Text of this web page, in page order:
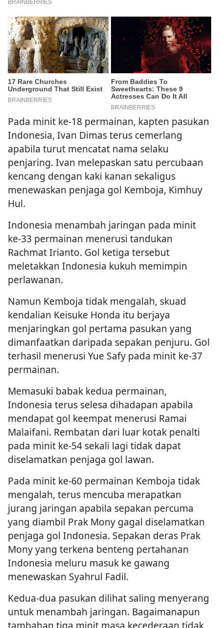
Pada minit ke-18 permainan, kapten pasukan
Indonesia, Ivan Dimas terus cemerlang
apabila turut mencatat nama selaku
penjaring. Ivan melepaskan satu percubaan
kencang dengan kaki kanan sekaligus
menewaskan penjaga gol Kemboja, Kimhuy
Hul.
Indonesia menambah jaringan pada minit
ke-33 permainan menerusi tandukan
Rachmat Irianto. Gol ketiga tersebut
meletakkan Indonesia kukuh memimpin
perlawanan.
Namun Kemboja tidak mengalah, skuad
kendalian Keisuke Honda itu berjaya
menjaringkan gol pertama pasukan yang
dimanfaatkan daripada sepakan penjuru. Gol
terhasil menerusi Yue Safy pada minit ke-37
permainan.
Memasuki babak kedua permainan,
Indonesia terus selesa dihadapan apabila
mendapat gol keempat menerusi Ramai
Malaifani. Rembatan dari luar kotak penalti
pada minit ke-54 sekali lagi tidak dapat
diselamatkan penjaga gol lawan.
Pada minit ke-60 permainan Kemboja tidak
mengalah, terus mencuba merapatkan
jurang jaringan apabila sepakan percuma
yang diambil Prak Mony gagal diselamatkan
penjaga gol Indonesia. Sepakan deras Prak
Mony yang terkena benteng pertahanan
Indonesia meluru masuk ke gawang
menewaskan Syahrul Fadil.
Kedua-dua pasukan dilihat saling menyerang
untuk menambah jaringan. Bagaimanapun